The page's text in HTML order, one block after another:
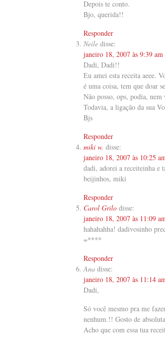
Depois te conto.
Bjo, querida!!
Responder
Neile disse:
janeiro 18, 2007 às 9:39 am
Dadi, Dadi!!
Eu amei esta receita aeee.
é uma coisa, tem que doar
Não posso, ops, podia,
Todavia, a ligação da sua
Bjs
Responder
miki w. disse:
janeiro 18, 2007 às 10:25
dadi, adorei a receiteinha e
beijinhos, miki
Responder
Carol Grilo disse:
janeiro 18, 2007 às 11:09
hahahahha! dadivosinho
=****
Responder
Ana disse:
janeiro 18, 2007 às 11:14
Dadi,
Só você mesmo pra me
nenhum.!! Gosto de
Acho que com essa tua